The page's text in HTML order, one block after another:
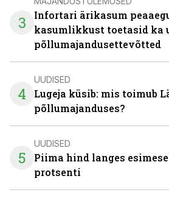
3
Infortari ärikasum
kasumlikkust toetasid ka
põllumajandusettevõtted
4
UUDISED
Lugeja küsib: mis toimub
põllumajanduses?
5
UUDISED
Piima hind langes
protsenti